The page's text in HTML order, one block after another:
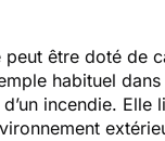
être doté de
habituel
incendie.